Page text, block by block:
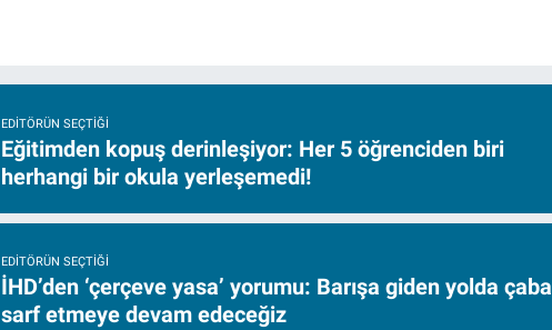
EDITÖRÜN SEÇTIĞI
Eğitimden kopuş derinleşiyor: Her 5 öğrenciden biri
herhangi bir okula yerleşemedi!
EDITÖRÜN SEÇTIĞI
İHD’den ‘çerçeve yasa’ yorumu: Barışa giden yolda çaba
sarf etmeye devam edeceğiz